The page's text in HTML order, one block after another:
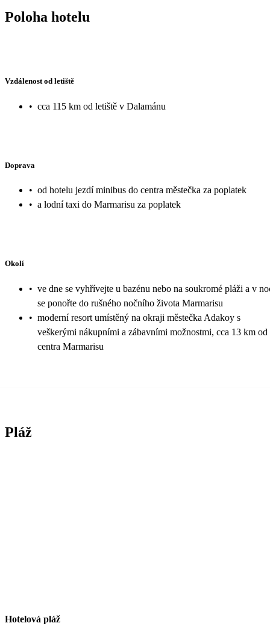
Poloha hotelu
Vzdálenost od letiště
• cca 115 km od letiště v Dalamánu
Doprava
• od hotelu jezdí minibus do centra městečka za poplatek
• a lodní taxi do Marmarisu za poplatek
Okolí
• ve dne se vyhřívejte u bazénu nebo na soukromé pláži a v
se ponořte do rušného nočního života Marmarisu
• moderní resort umístěný na okraji městečka Adakoy s
veškerými nákupními a zábavními možnostmi, cca 13 km od
centra Marmarisu
Pláž
Hotelová pláž